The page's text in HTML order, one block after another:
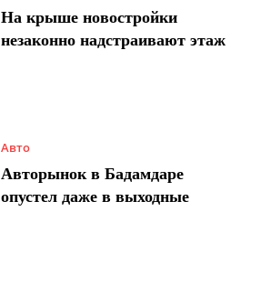
На крыше новостройки
незаконно надстраивают этаж
Авто
Авторынок в Бадамдаре
опустел даже в выходные